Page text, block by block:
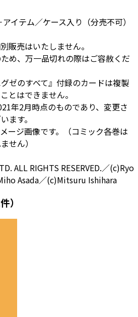
イテム／ケース入り（分売不可）
販売はいたしません。
め、万一品切れの際はご容赦くだ
ゼのすべて』付録のカードは複製
とはできません。
年2月時点のものであり、変更さ
ます。
ージ画像です。（コミック各巻は
せん）
ALL RIGHTS RESERVED.／(c)Ryo
Asada／(c)Mitsuru Ishihara
）